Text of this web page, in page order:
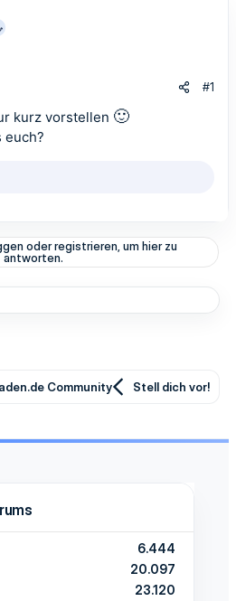
#1
kurz vorstellen 🙂
euch?
oder registrieren, um hier zu
antworten.
Community Stell dich vor!
6.444
20.097
23.120